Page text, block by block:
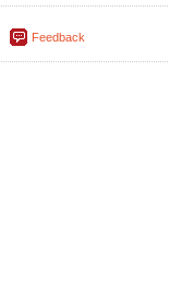
Feedback